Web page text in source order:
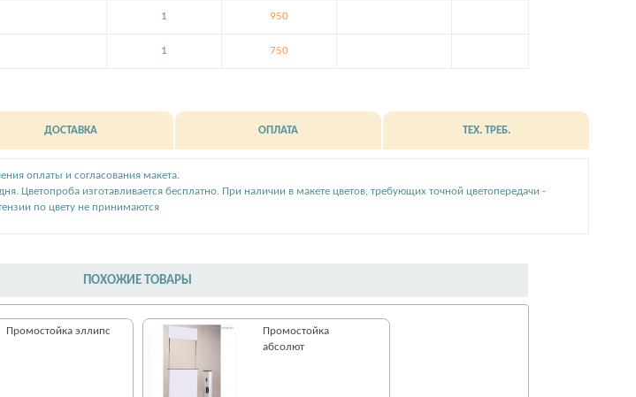
1 950
1 750
ДОСТАВКА ОПЛАТА ТЕХ. ТРЕБ.
оплаты и согласования макета.
Цветопроба изготавливается бесплатно. При наличии в макете цветов, требующих точной цветопередачи -
по цвету не принимаются
ПОХОЖИЕ ТОВАРЫ
Промостойка эллипс
Промостойка
абсолют